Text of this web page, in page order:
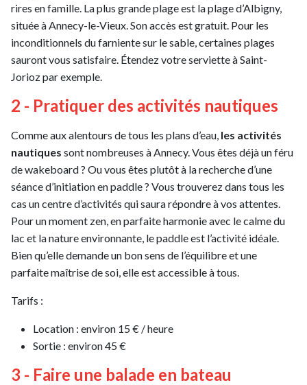
rires en famille. La plus grande plage est la plage d’Albigny,
située à Annecy-le-Vieux. Son accès est gratuit. Pour les
inconditionnels du farniente sur le sable, certaines plages
sauront vous satisfaire. Étendez votre serviette à Saint-
Jorioz par exemple.
2 - Pratiquer des activités nautiques
Comme aux alentours de tous les plans d’eau, les activités
nautiques sont nombreuses à Annecy. Vous êtes déjà un féru
de wakeboard ? Ou vous êtes plutôt à la recherche d’une
séance d’initiation en paddle ? Vous trouverez dans tous les
cas un centre d’activités qui saura répondre à vos attentes.
Pour un moment zen, en parfaite harmonie avec le calme du
lac et la nature environnante, le paddle est l’activité idéale.
Bien qu’elle demande un bon sens de l’équilibre et une
parfaite maîtrise de soi, elle est accessible à tous.
Tarifs :
Location : environ 15 € / heure
Sortie : environ 45 €
3 - Faire une balade en bateau